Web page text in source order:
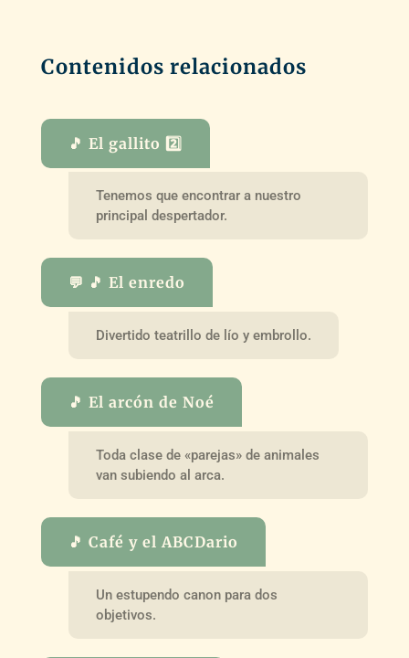
Contenidos relacionados
🎵 El gallito 2️⃣
Tenemos que encontrar a nuestro
principal despertador.
💬 🎵 El enredo
Divertido teatrillo de lío y embrollo.
🎵 El arcón de Noé
Toda clase de «parejas» de animales
van subiendo al arca.
🎵 Café y el ABCDario
Un estupendo canon para dos
objetivos.